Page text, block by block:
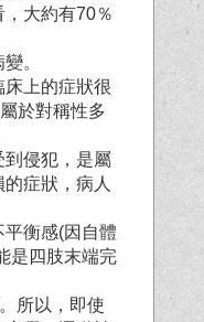
大約有70％
。
上的症狀很
於對稱性多
到侵犯，是屬
症狀，病人
衡感(因自體
是四肢末端完
所以，即使